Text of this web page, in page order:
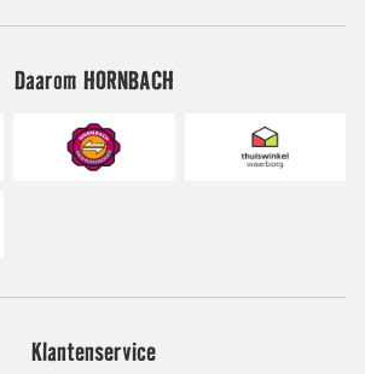
Daarom HORNBACH
Klantenservice